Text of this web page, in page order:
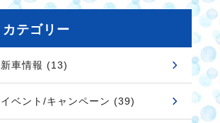
カテゴリー
新車情報 (13)
イベント/キャンペーン (39)